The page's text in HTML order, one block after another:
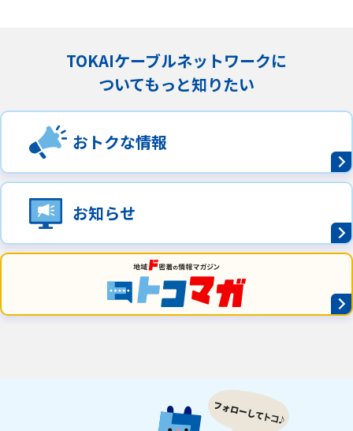
TOKAIケーブルネットワークに
ついてもっと知りたい
おトクな情報
お知らせ